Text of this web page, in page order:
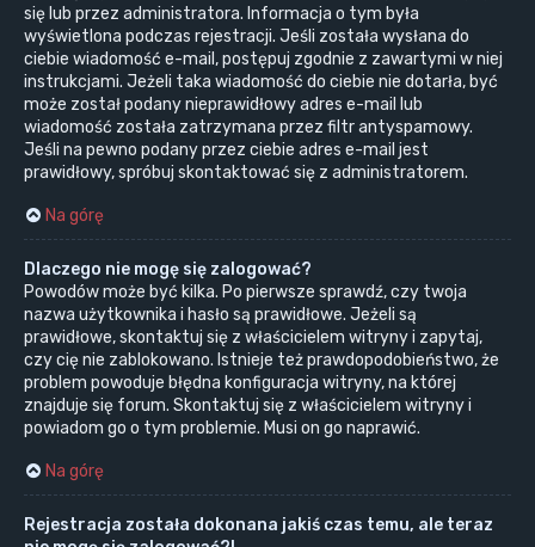
się lub przez administratora. Informacja o tym była
wyświetlona podczas rejestracji. Jeśli została wysłana do
ciebie wiadomość e-mail, postępuj zgodnie z zawartymi w niej
instrukcjami. Jeżeli taka wiadomość do ciebie nie dotarła, być
może został podany nieprawidłowy adres e-mail lub
wiadomość została zatrzymana przez filtr antyspamowy.
Jeśli na pewno podany przez ciebie adres e-mail jest
prawidłowy, spróbuj skontaktować się z administratorem.
Na górę
Dlaczego nie mogę się zalogować?
Powodów może być kilka. Po pierwsze sprawdź, czy twoja
nazwa użytkownika i hasło są prawidłowe. Jeżeli są
prawidłowe, skontaktuj się z właścicielem witryny i zapytaj,
czy cię nie zablokowano. Istnieje też prawdopodobieństwo, że
problem powoduje błędna konfiguracja witryny, na której
znajduje się forum. Skontaktuj się z właścicielem witryny i
powiadom go o tym problemie. Musi on go naprawić.
Na górę
Rejestracja została dokonana jakiś czas temu, ale teraz